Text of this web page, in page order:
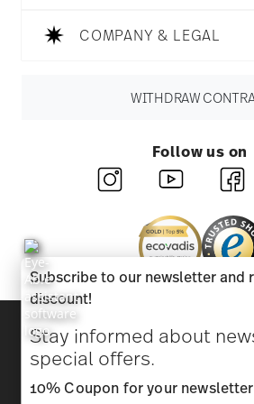
COMPANY & LEGAL
WITHDRAW
Follow us on
Beauty & functionality for
Homepage General terms and
Subscribe to our newsletter and
discount!
Stay informed about
special offers.
10% Coupon for your